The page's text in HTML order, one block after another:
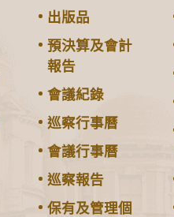
出版品
預決算及會計
報告
會議紀錄
巡察行事曆
會議行事曆
巡察報告
保有及管理個